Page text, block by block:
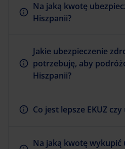
Na jaką kwotę
Hiszpanii?
Jakie ubezpieczenie
potrzebuję, aby
Hiszpanii?
Co jest lepsze EKUZ
Na jaką kwotę wykupić